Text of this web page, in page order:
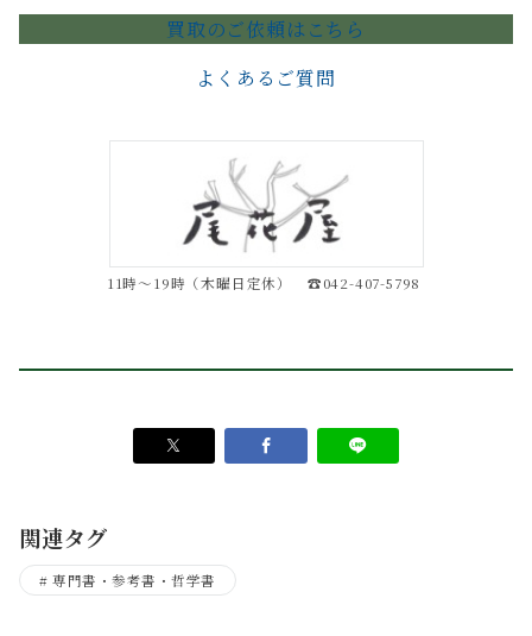
買取のご依頼はこちら
よくあるご質問
11時～19時（木曜日定休） ☎042-407-5798
関連タグ
専門書・参考書・哲学書